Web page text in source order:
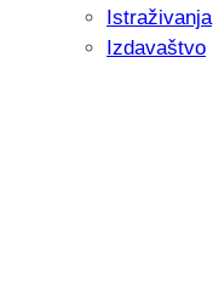
Istraživanja
Izdavaštvo